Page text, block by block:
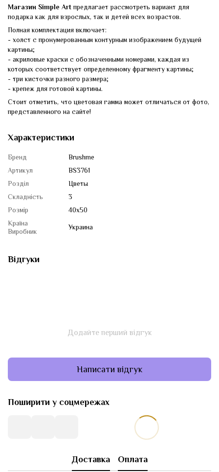
Магазин Simple Artпредлагает рассмотреть вариант для
подарка как для взрослых, так и детей всех возрастов.
Полная комплектация включает:
- холст с пронумерованным контурным изображением будущей
картины;
- акриловые краски с обозначенными номерами, каждая из
которых соответствует определенному фрагменту картины;
- три кисточки разного размера;
- крепеж для готовой картины.
Стоит отметить, что цветовая гамма может отличаться от фото,
представленного на сайте!
Характеристики
Бренд
Brushme
Артикул
BS3761
Розділ
Цветы
Складність
3
Розмір
40x50
Країна
Виробник
Украина
Відгуки
Додайте перший відгук
Написати відгук
Поширити у соцмережах
Доставка Оплата